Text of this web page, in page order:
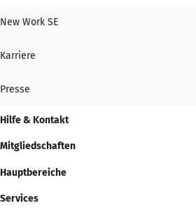
New Work SE
Karriere
Presse
Hilfe & Kontakt
Mitgliedschaften
Hauptbereiche
Services